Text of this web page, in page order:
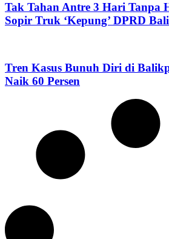
Tak Tahan Antre 3 Hari Tanpa
Sopir Truk ‘Kepung’ DPRD
Tren Kasus Bunuh Diri di
Naik 60 Persen